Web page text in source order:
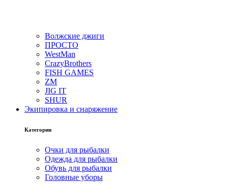
Волжские джиги
ПРОСТО
WestMan
CrazyBrothers
FISH GAMES
ZM
JIG IT
SHUR
Экипировка и снаряжение
Категории
Очки для рыбалки
Одежда для рыбалки
Обувь для рыбалки
Головные уборы